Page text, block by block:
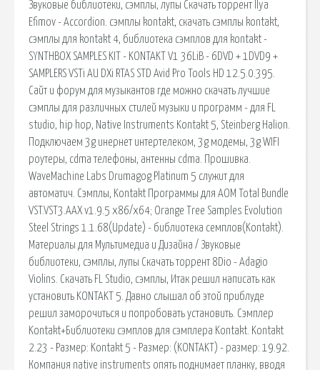
Звуковые библиотеки, сэмплы, лупы Скачать торрент Ilya
Efimov - Accordion. сэмплы kontakt, скачать сэмплы kontakt,
сэмплы для kontakt 4, библиотека сэмплов для kontakt -
SYNTHBOX SAMPLES KIT - KONTAKT V1 36LiB - 6DVD + 1DVD9 +
SAMPLERS VSTi AU DXi RTAS STD Avid Pro Tools HD 12.5.0.395.
Cайт и форум для музыкантов где можно скачать лучшие
сэмплы для различных стилей музыки и программ - для FL
studio, hip hop, Native Instruments Kontakt 5, Steinberg Halion.
Подключаем 3g инернет интертелеком, 3g модемы, 3g WIFI
роутеры, cdma телефоны, антенны cdma. Прошивка.
WaveMachine Labs Drumagog Platinum 5 служит для
автоматич. Сэмплы, Kontakt Программы для AOM Total Bundle
VST.VST3.AAX v1.9.5 x86/x64; Orange Tree Samples Evolution
Steel Strings 1.1.68(Update) - библиотека семплов(Kontakt).
Материалы для Мультимедиа и Дизайна / Звуковые
библиотеки, сэмплы, лупы Скачать торрент 8Dio - Adagio
Violins. Скачать FL Studio, сэмплы, Итак решил написать как
установить KONTAKT 5. Давно слышал об этой приблуде
решил заморочиться и попробовать установить. Сэмплер
Kontakt+Библиотеки сэмплов для сэмплера Kontakt. Kontakt
2.23 - Размер: Kontakt 5 - Размер: (KONTAKT) - размер: 19.92.
Компания native instruments опять поднимает планку, вводя